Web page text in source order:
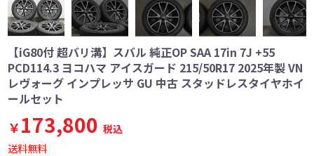
【iG80付 超バリ溝】スバル 純正OP SAA 17in 7J +55
PCD114.3 ヨコハマ アイスガード 215/50R17 2025年製 VN
レヴォーグ インプレッサ GU 中古 スタッドレスタイヤホイ
ールセット
￥173,800 税込
送料無料